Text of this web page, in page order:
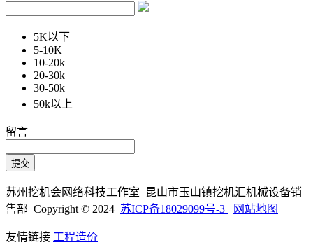
5K以下
5-10K
10-20k
20-30k
30-50k
50k以上
留言
苏州挖机会网络科技工作室 昆山市玉山镇挖机汇机械设备销
售部 Copyright © 2024 苏ICP备18029099号-3 网站地图
友情链接 工程造价|